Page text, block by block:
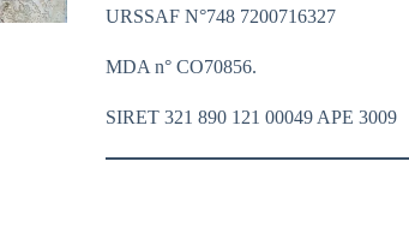
URSSAF N°748 7200716327
MDA n° CO70856.
SIRET 321 890 121 00049 APE 3009